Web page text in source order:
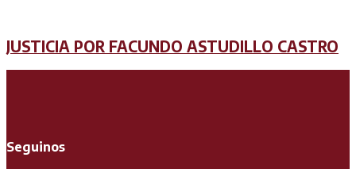
JUSTICIA POR FACUNDO ASTUDILLO CASTRO
Seguinos